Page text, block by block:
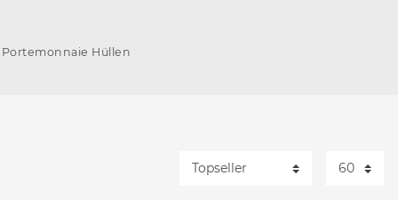
Portemonnaie Hüllen